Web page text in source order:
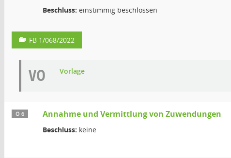
Beschluss: einstimmig beschlossen
FB 1/068/2022
VO Vorlage
Ö 6 Annahme und Vermittlung von Zuwendungen
Beschluss: keine